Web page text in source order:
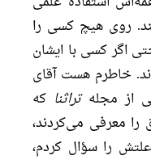
روی هیچ کسی را
اگر کسی با ایشان
خاطرم هست آقای
از مجلهتراثنا که
معرفی می‌کردند،
را سؤال کردم،